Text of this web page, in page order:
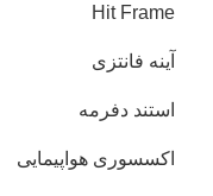
Hit Frame
آینه فانتزی
استند دفرمه
اکسسوری هواپیمایی